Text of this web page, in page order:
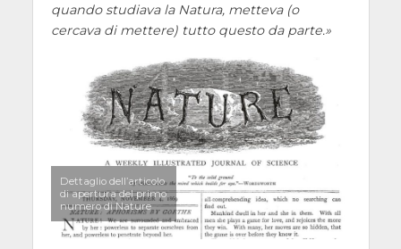
quando studiava la Natura, metteva (o
cercava di mettere) tutto questo da parte.
Dettaglio dell’articolo
di apertura del primo
numero di Nature